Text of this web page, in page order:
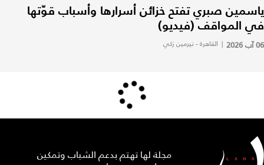
ياسمين صبري تفتح خزائن أسرارها وأسباب قوّتها
في المواقف (فيديو)
06 آب 2026 | القاهرة - نيرمين زكي
مجلة لها تهتم بدعم الشباب وتمكين